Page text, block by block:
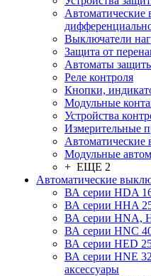
Автоматические
Выключатели
Защита от
Автоматы
Реле контроля
Кнопки,
Модульные
Устройства
Измерительные
Автоматические
Модульные
+ ЕЩЕ 2
Автоматические
ВА серии HDA
ВА серии HHA
ВА серии HNA,
ВА серии HNC
ВА серии HED
ВА серии HNE
аксессуары